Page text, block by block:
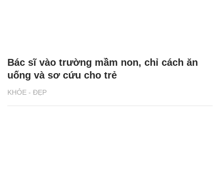
KHỎE - ĐẸP
Bác sĩ vào trường mầm non, chỉ cách ăn
uống và sơ cứu cho trẻ